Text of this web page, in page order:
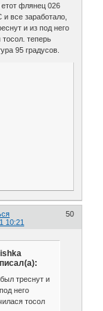
флянец 026
и все заработало,
и из под него
тосол. теперь
95 градусов.
50
10:21
треснут и
него
тосол